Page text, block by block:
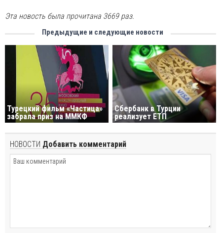
Эта новость была прочитана 3669 раз.
Предыдущие и следующие новости
Турецкий фильм «Частица»
забрала приз на ММКФ
Сбербанк в Турции
реализует ЕТП
НОВОСТИ Добавить комментарий